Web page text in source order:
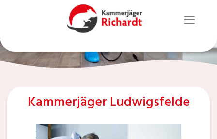
Kammerjäger Ludwigsfelde